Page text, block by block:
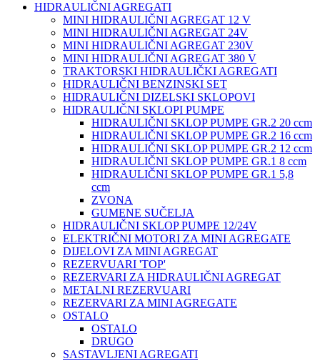
HIDRAULIČNI AGREGATI
MINI HIDRAULIČNI AGREGAT 12 V
MINI HIDRAULIČNI AGREGAT 24V
MINI HIDRAULIČNI AGREGAT 230V
MINI HIDRAULIČNI AGREGAT 380 V
TRAKTORSKI HIDRAULIČKI AGREGATI
HIDRAULIČNI BENZINSKI SET
HIDRAULIČNI DIZELSKI SKLOPOVI
HIDRAULIČNI SKLOPI PUMPE
HIDRAULIČNI SKLOP PUMPE GR.2 20 ccm
HIDRAULIČNI SKLOP PUMPE GR.2 16 ccm
HIDRAULIČNI SKLOP PUMPE GR.2 12 ccm
HIDRAULIČNI SKLOP PUMPE GR.1 8 ccm
HIDRAULIČNI SKLOP PUMPE GR.1 5,8
ccm
ZVONA
GUMENE SUČELJA
HIDRAULIČNI SKLOP PUMPE 12/24V
ELEKTRIČNI MOTORI ZA MINI AGREGATE
DIJELOVI ZA MINI AGREGAT
REZERVUARI 'TOP'
REZERVARI ZA HIDRAULIČNI AGREGAT
METALNI REZERVUARI
REZERVARI ZA MINI AGREGATE
OSTALO
OSTALO
DRUGO
SASTAVLJENI AGREGATI